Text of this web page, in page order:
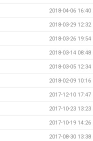
2018-04-06 16:40
2018-03-29 12:32
2018-03-26 19:54
2018-03-14 08:48
2018-03-05 12:34
2018-02-09 10:16
2017-12-10 17:47
2017-10-23 13:23
2017-10-19 14:26
2017-08-30 13:38